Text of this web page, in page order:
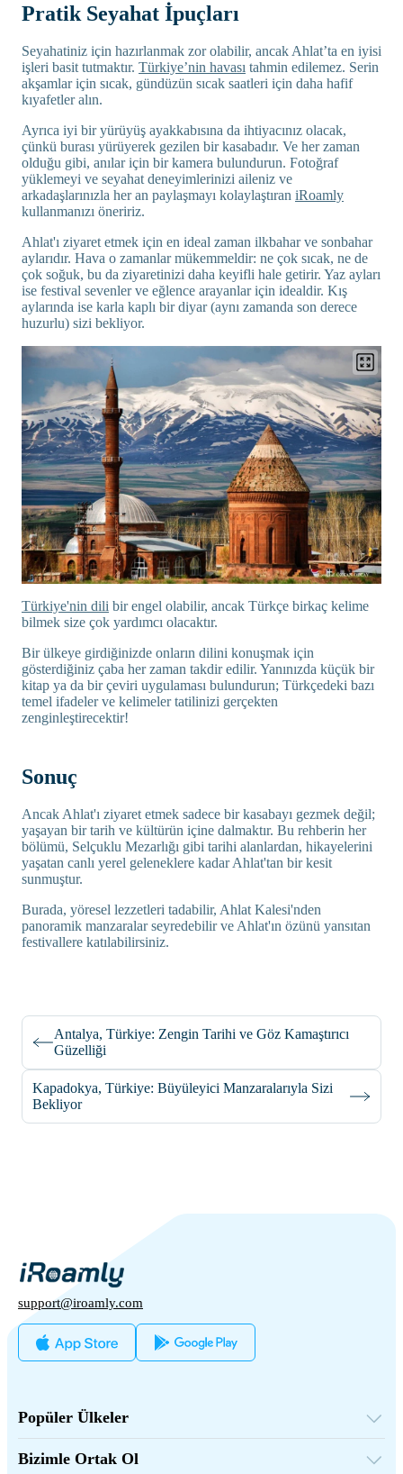
Pratik Seyahat İpuçları
Seyahatiniz için hazırlanmak zor olabilir, ancak Ahlat’ta en iyisi
işleri basit tutmaktır. Türkiye’nin havası tahmin edilemez. Serin
akşamlar için sıcak, gündüzün sıcak saatleri için daha hafif
kıyafetler alın.
Ayrıca iyi bir yürüyüş ayakkabısına da ihtiyacınız olacak,
çünkü burası yürüyerek gezilen bir kasabadır. Ve her zaman
olduğu gibi, anılar için bir kamera bulundurun. Fotoğraf
yüklemeyi ve seyahat deneyimlerinizi aileniz ve
arkadaşlarınızla her an paylaşmayı kolaylaştıran iRoamly
kullanmanızı öneririz.
Ahlat'ı ziyaret etmek için en ideal zaman ilkbahar ve sonbahar
aylarıdır. Hava o zamanlar mükemmeldir: ne çok sıcak, ne de
çok soğuk, bu da ziyaretinizi daha keyifli hale getirir. Yaz ayları
ise festival sevenler ve eğlence arayanlar için idealdir. Kış
aylarında ise karla kaplı bir diyar (aynı zamanda son derece
huzurlu) sizi bekliyor.
Türkiye'nin dili bir engel olabilir, ancak Türkçe birkaç kelime
bilmek size çok yardımcı olacaktır.
Bir ülkeye girdiğinizde onların dilini konuşmak için
gösterdiğiniz çaba her zaman takdir edilir. Yanınızda küçük bir
kitap ya da bir çeviri uygulaması bulundurun; Türkçedeki bazı
temel ifadeler ve kelimeler tatilinizi gerçekten
zenginleştirecektir!
Sonuç
Ancak Ahlat'ı ziyaret etmek sadece bir kasabayı gezmek değil;
yaşayan bir tarih ve kültürün içine dalmaktır. Bu rehberin her
bölümü, Selçuklu Mezarlığı gibi tarihi alanlardan, hikayelerini
yaşatan canlı yerel geleneklere kadar Ahlat'tan bir kesit
sunmuştur.
Burada, yöresel lezzetleri tadabilir, Ahlat Kalesi'nden
panoramik manzaralar seyredebilir ve Ahlat'ın özünü yansıtan
festivallere katılabilirsiniz.
Antalya, Türkiye: Zengin Tarihi ve Göz Kamaştırıcı
Güzelliği
Kapadokya, Türkiye: Büyüleyici Manzaralarıyla Sizi
Bekliyor
support@iroamly.com
Popüler Ülkeler
Türkiye
Bizimle Ortak Ol